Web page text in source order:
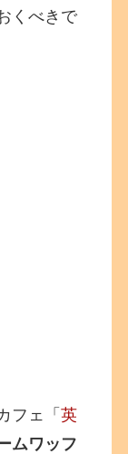
くべきで
フェ「英
ムワッフ